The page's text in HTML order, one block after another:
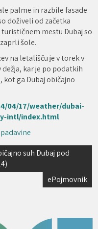
palme in razbile fasade
doživeli od začetka
mestu Dubaj so
šole.
na letališču je v torek v
kar je po podatkih
ga Dubaj običajno
04/17/weather/dubai-
intl/index.html
suh Dubaj pod
ePojmovnik